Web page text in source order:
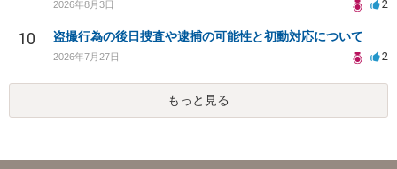
2026年8月3日 2
10 盗撮行為の後日捜査や逮捕の可能性と初動対応について
2026年7月27日 2
もっと見る